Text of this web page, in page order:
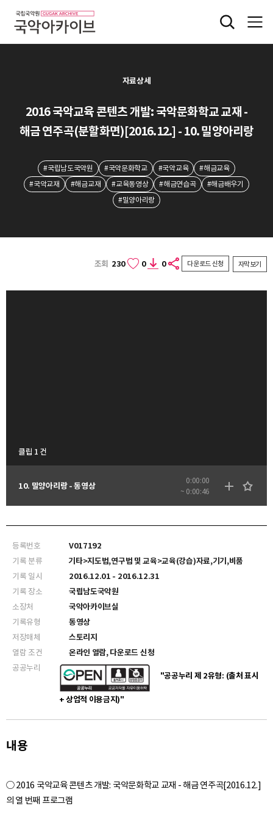
자료상세
2016 국악교육 콘텐츠 개발: 국악문화학교 교재 -
해금 연주곡(분할화면)[2016.12.] - 10. 밀양아리랑
#국립남도국악원 #국악문화학교 #국악교육
#해금교육
#국악교재
#해금교재 #교육동영상 #해금연습곡
#해금배우기
#밀양아리랑
조회 230 0 0 다운로드 신청 자막보기
클립 1 건
10. 밀양아리랑 - 동영상
0:00:00
~ 0:00:46
등록번호
V017192
기록 분류
기타>지도법,연구법 및 교육>교육(강습)자료,기기,비품
기록 일시
2016.12.01 - 2016.12.31
기록 장소
국립남도국악원
소장처
국악아카이브실
기록유형
동영상
저장매체
스토리지
열람 조건
온라인 열람, 다운로드 신청
공공누리
"공공누리 제 2유형: (출처 표시
+ 상업적 이용금지)"
내용
○ 2016 국악교육 콘텐츠 개발: 국악문화학교 교재 - 해금 연주곡[2016.12.]